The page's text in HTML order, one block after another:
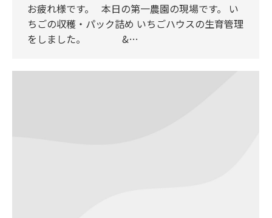
お疲れ様です。 本日の第一農園の現場です。 い
ちごの収穫・パック詰め いちごハウスの生育管理
をしました。 &…